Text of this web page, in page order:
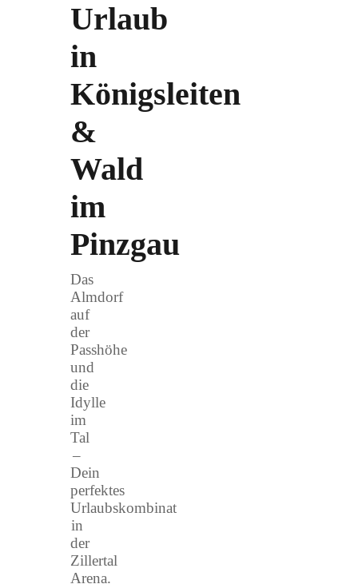
Urlaub
in
Königsleiten
&
Wald
im
Pinzgau
Das
Almdorf
auf
der
Passhöhe
und
die
Idylle
im
Tal
–
Dein
perfektes
Urlaubskombinat
in
der
Zillertal
Arena.